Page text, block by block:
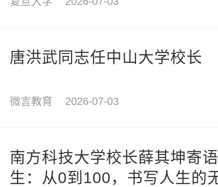
唐洪武同志任中山大学校长
微言教育 2026-07-03
南方科技大学校长薛其坤寄
生：从0到100，书写人生的